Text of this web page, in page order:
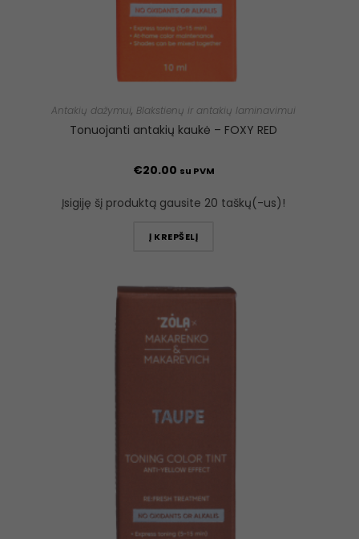
Antakių dažymui, Blakstienų ir antakių laminavimui
Tonuojanti antakių kaukė – FOXY RED
€20.00 su PVM
Įsigiję šį produktą gausite 20 taškų(-us)!
Į KREPŠELĮ